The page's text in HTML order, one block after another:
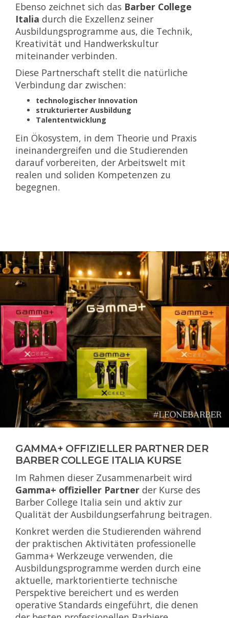
Ebenso zeichnet sich das Barber College
Italia durch die Exzellenz seiner
Ausbildungsprogramme aus, die Technik,
Kreativität und Handwerkskultur
miteinander verbinden.
Diese Partnerschaft stellt die natürliche
Verbindung dar zwischen:
technologischer Innovation
strukturierter Ausbildung
Talententwicklung
Ein Ökosystem, in dem Theorie und Praxis
ineinandergreifen und die Studierenden
darauf vorbereiten, der Arbeitswelt mit
realen und soliden Kompetenzen zu
begegnen.
GAMMA+ OFFIZIELLER PARTNER DER
BARBER COLLEGE ITALIA KURSE
Im Rahmen dieser Zusammenarbeit wird
Gamma+ offizieller Partner der Kurse des
Barber College Italia sein und aktiv zur
Qualität der Ausbildungserfahrung beitragen.
Konkret werden die Studierenden während
der praktischen Aktivitäten professionelle
Gamma+ Werkzeuge verwenden, die
Ausbildungsprogramme werden durch eine
aktuelle, marktorientierte technische
Perspektive bereichert und es werden
operative Standards eingeführt, die denen